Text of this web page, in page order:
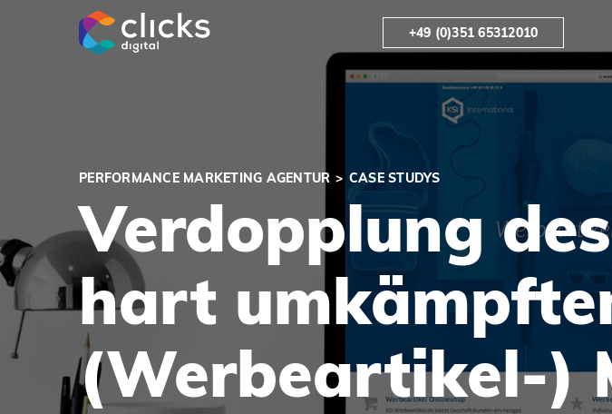
+49 (0)351 65312010
PERFORMANCE MARKETING AGENTUR CASE STUDYS
Verdopplung
hart
(Werbeartikel-)